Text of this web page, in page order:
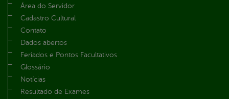
Área do Servidor
Cadastro Cultural
Contato
Dados abertos
Feriados e Pontos Facultativos
Glossário
Notícias
Resultado de Exames